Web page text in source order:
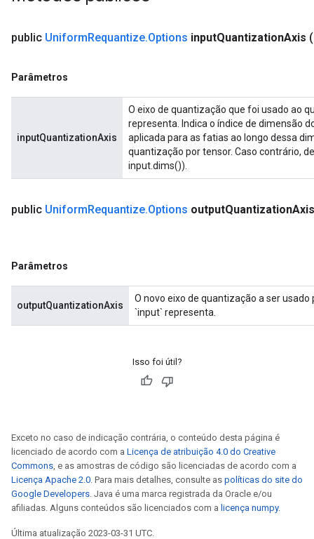
public UniformRequantize.Options inputQuantizationAxis
Parâmetros
inputQuantizationAxis
O eixo de quantização que foi usado ao
representa. Indica o índice de dimensão
aplicada para as fatias ao longo dessa
quantização por tensor. Caso contrário,
input.dims()).
public UniformRequantize.Options outputQuantizationAxis
Parâmetros
outputQuantizationAxis
O novo eixo de quantização a ser
`input` representa.
Isso foi útil?
Exceto no caso de indicação contrária, o conteúdo desta página é
licenciado de acordo com a Licença de atribuição 4.0 do Creative
Commons, e as amostras de código são licenciadas de acordo com a
Licença Apache 2.0. Para mais detalhes, consulte as políticas do site do
Google Developers. Java é uma marca registrada da Oracle e/ou
afiliadas. Alguns conteúdos são licenciados com a licença numpy.
Última atualização 2023-03-31 UTC.